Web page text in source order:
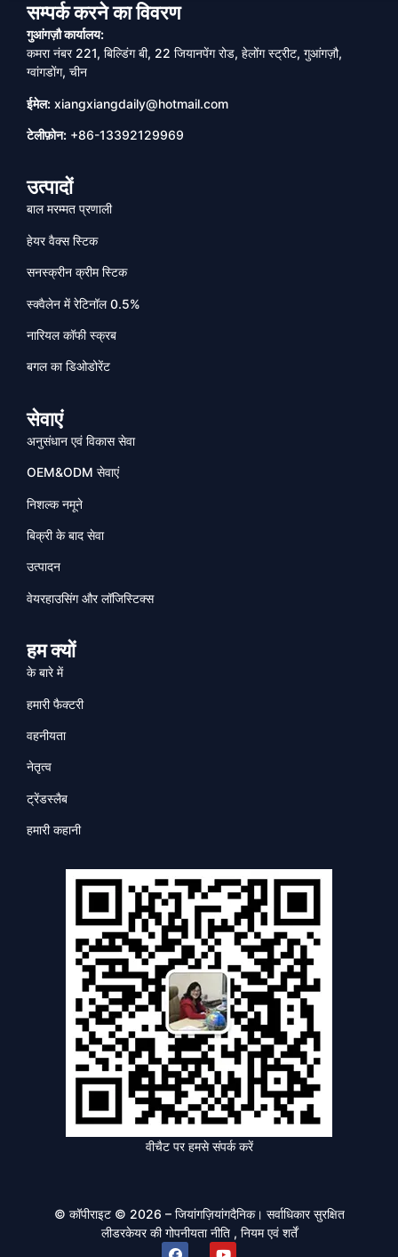
सम्पर्क करने का विवरण
गुआंगज़ौ कार्यालय:
कमरा नंबर 221, बिल्डिंग बी, 22 जियानपेंग रोड, हेलोंग स्ट्रीट, गुआंगज़ौ,
ग्वांगडोंग, चीन
ईमेल: xiangxiangdaily@hotmail.com
टेलीफ़ोन: +86-13392129969
उत्पादों
बाल मरम्मत प्रणाली
हेयर वैक्स स्टिक
सनस्क्रीन क्रीम स्टिक
स्क्वैलेन में रेटिनॉल 0.5%
नारियल कॉफी स्क्रब
बगल का डिओडोरेंट
सेवाएं
अनुसंधान एवं विकास सेवा
OEM&ODM सेवाएं
निशल्क नमूने
बिक्री के बाद सेवा
उत्पादन
वेयरहाउसिंग और लॉजिस्टिक्स
हम क्यों
के बारे में
हमारी फैक्टरी
वहनीयता
नेतृत्व
ट्रेंडस्लैब
हमारी कहानी
वीचैट पर हमसे संपर्क करें
© कॉपीराइट © 2026 – जियांगज़ियांगदैनिक। सर्वाधिकार सुरक्षित
लीडरकेयर की गोपनीयता नीति , नियम एवं शर्तें